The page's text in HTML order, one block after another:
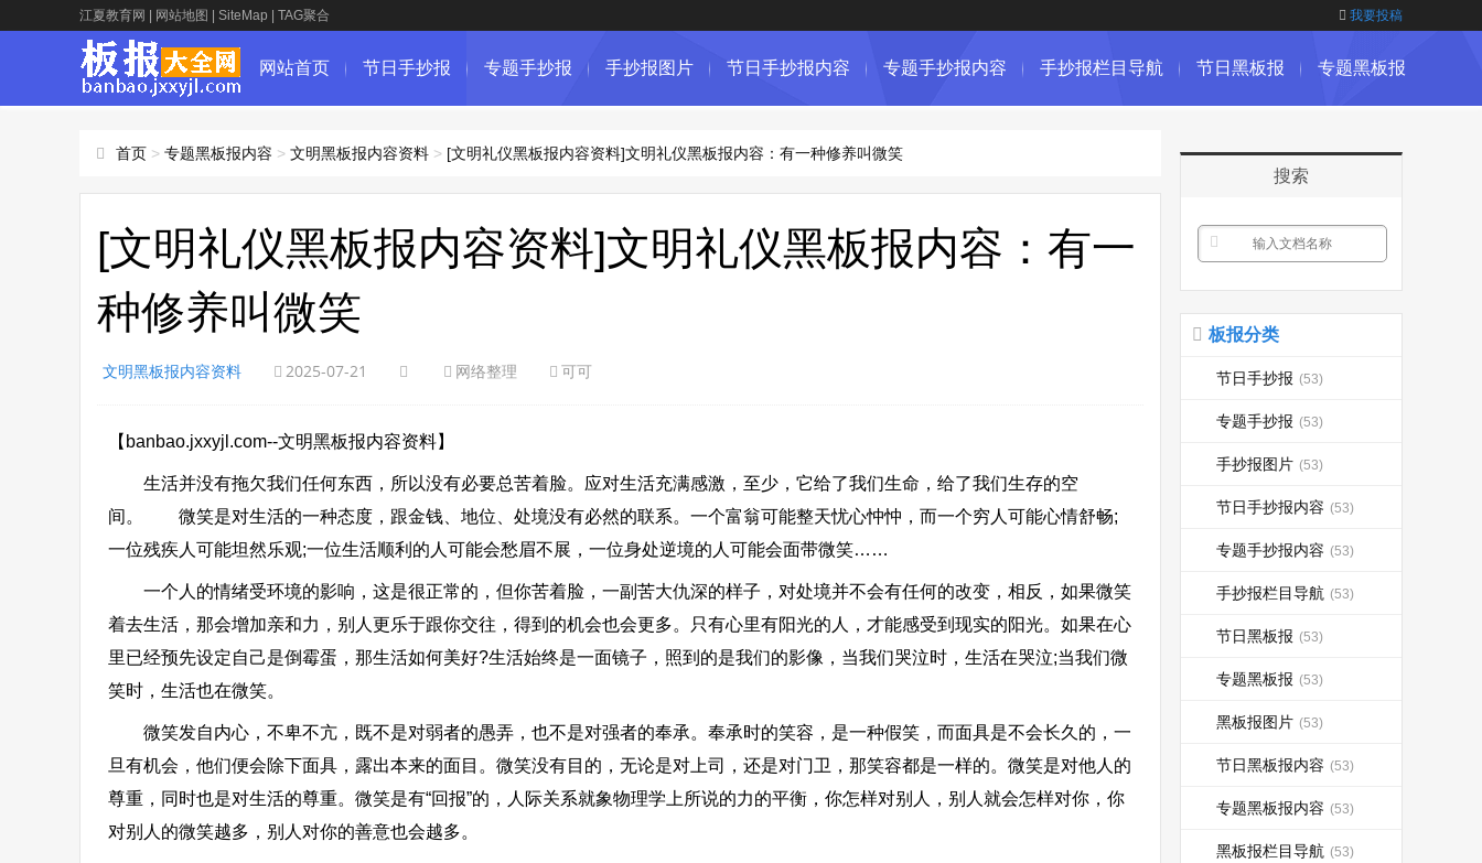
江夏教育网 网站地图 SiteMap TAG聚合 我要投稿
网站首页 节日手抄报 专题手抄报 手抄报图片 节日手抄报内容 专题手抄报内容 手抄报栏目导航 节日黑板报 专题黑板报
首页 > 专题黑板报内容 > 文明黑板报内容资料 > [文明礼仪黑板报内容资料]文明礼仪黑板报内容：有一种修养叫微笑
[文明礼仪黑板报内容资料]文明礼仪黑板报内容：有一
种修养叫微笑
文明黑板报内容资料 2025-07-21 网络整理 可可
【banbao.jxxyjl.com--文明黑板报内容资料】
生活并没有拖欠我们任何东西，所以没有必要总苦着脸。应对生活充满感激，至少，它给了我们生命，给了我们生存的空
间。 微笑是对生活的一种态度，跟金钱、地位、处境没有必然的联系。一个富翁可能整天忧心忡忡，而一个穷人可能心情舒畅;
一位残疾人可能坦然乐观;一位生活顺利的人可能会愁眉不展，一位身处逆境的人可能会面带微笑……
一个人的情绪受环境的影响，这是很正常的，但你苦着脸，一副苦大仇深的样子，对处境并不会有任何的改变，相反，如果微笑
着去生活，那会增加亲和力，别人更乐于跟你交往，得到的机会也会更多。只有心里有阳光的人，才能感受到现实的阳光。如果在心
里已经预先设定自己是倒霉蛋，那生活如何美好?生活始终是一面镜子，照到的是我们的影像，当我们哭泣时，生活在哭泣;当我们微
笑时，生活也在微笑。
微笑发自内心，不卑不亢，既不是对弱者的愚弄，也不是对强者的奉承。奉承时的笑容，是一种假笑，而面具是不会长久的，一
旦有机会，他们便会除下面具，露出本来的面目。微笑没有目的，无论是对上司，还是对门卫，那笑容都是一样的。微笑是对他人的
尊重，同时也是对生活的尊重。微笑是有“回报”的，人际关系就象物理学上所说的力的平衡，你怎样对别人，别人就会怎样对你，你
对别人的微笑越多，别人对你的善意也会越多。
搜索
板报分类
节日手抄报 (53)
专题手抄报 (53)
手抄报图片 (53)
节日手抄报内容 (53)
专题手抄报内容 (53)
手抄报栏目导航 (53)
节日黑板报 (53)
专题黑板报 (53)
黑板报图片 (53)
节日黑板报内容 (53)
专题黑板报内容 (53)
黑板报栏目导航 (53)